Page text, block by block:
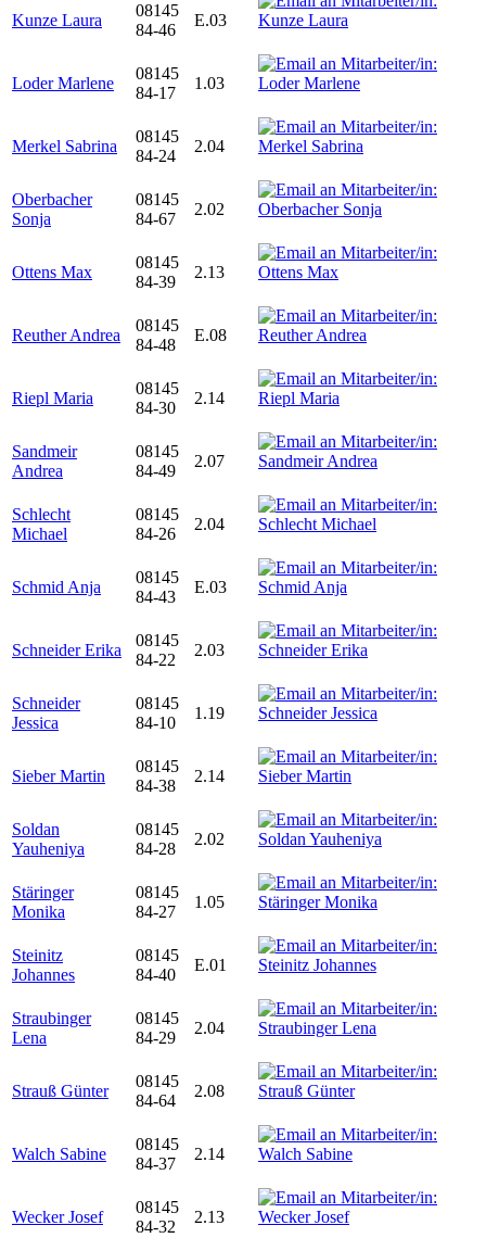
Kunze Laura
08145
84-46
E.03
Loder Marlene
08145
84-17
1.03
Merkel Sabrina
08145
84-24
2.04
Oberbacher
Sonja
08145
84-67
2.02
Ottens Max
08145
84-39
2.13
Reuther Andrea
08145
84-48
E.08
Riepl Maria
08145
84-30
2.14
Sandmeir
Andrea
08145
84-49
2.07
Schlecht
Michael
08145
84-26
2.04
Schmid Anja
08145
84-43
E.03
Schneider Erika
08145
84-22
2.03
Schneider
Jessica
08145
84-10
1.19
Sieber Martin
08145
84-38
2.14
Soldan
Yauheniya
08145
84-28
2.02
Stäringer
Monika
08145
84-27
1.05
Steinitz
Johannes
08145
84-40
E.01
Straubinger
Lena
08145
84-29
2.04
Strauß Günter
08145
84-64
2.08
Walch Sabine
08145
84-37
2.14
Wecker Josef
08145
84-32
2.13